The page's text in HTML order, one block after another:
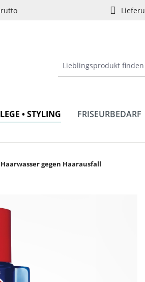
• STYLING FRISEURBEDARF
Haarwasser gegen Haarausfall